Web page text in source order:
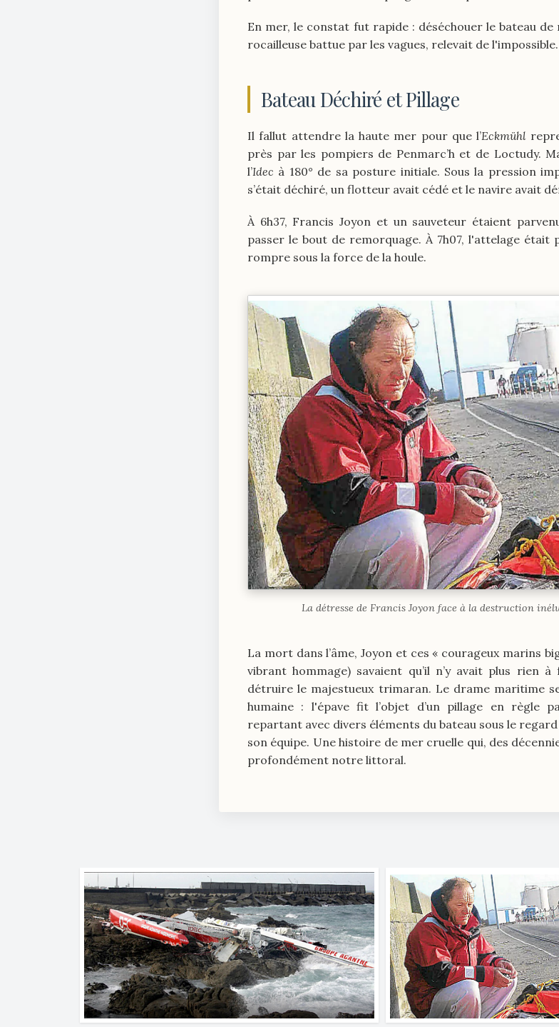
En mer, le constat fut rapide : déséchouer le bateau
rocailleuse battue par les vagues, relevait de l'impossible.
Bateau Déchiré et Pillage
Il fallut attendre la haute mer pour que l’Eckmühl
près par les pompiers de Penmarc’h et de Loctudy.
l’Idec à 180° de sa posture initiale. Sous la pression
s’était déchiré, un flotteur avait cédé et le navire avait
À 6h37, Francis Joyon et un sauveteur étaient
passer le bout de remorquage. À 7h07, l'attelage
rompre sous la force de la houle.
La détresse de Francis Joyon face à la destruction
La mort dans l’âme, Joyon et ces « courageux marins
vibrant hommage) savaient qu’il n’y avait plus rien
détruire le majestueux trimaran. Le drame maritime
humaine : l'épave fit l’objet d’un pillage en règle
repartant avec divers éléments du bateau sous le
son équipe. Une histoire de mer cruelle qui, des
profondément notre littoral.